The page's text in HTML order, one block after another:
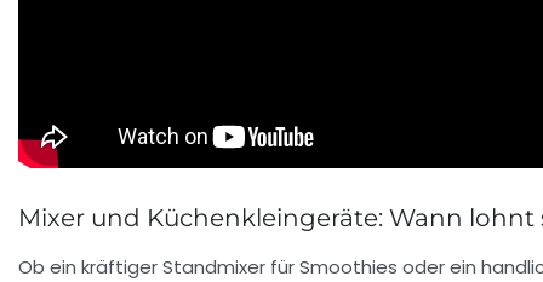
Mixer und Küchenkleingeräte: Wann
Ob ein kräftiger Standmixer für Smoothies oder ein